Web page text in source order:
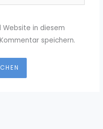
Website in diesem
speichern.